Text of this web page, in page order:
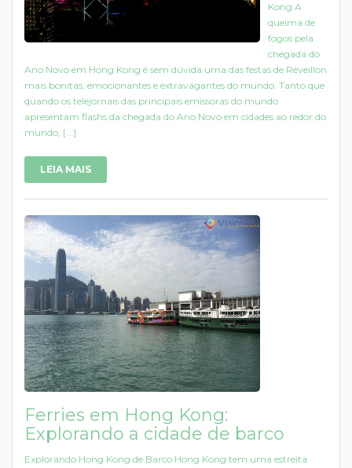
Kong A
queima de
fogos pela
chegada do
Ano Novo em Hong Kong é sem dúvida uma das festas de Réveillon
mais bonitas, emocionantes e extravagantes do mundo. Tanto que
quando os telejornais das principais emissoras do mundo
apresentam flashs da chegada do Ano Novo em cidades ao redor do
mundo, [...]
LEIA MAIS
Ferries em Hong Kong:
Explorando a cidade de barco
Explorando Hong Kong de Barco Hong Kong tem uma estreita